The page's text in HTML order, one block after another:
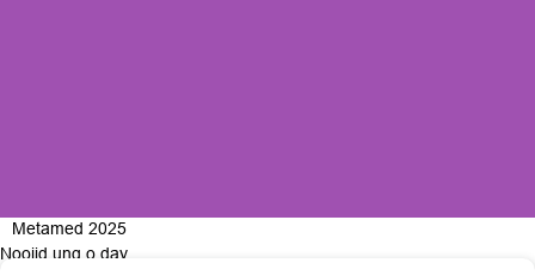
Metamed 2025
Nooijd ung o day